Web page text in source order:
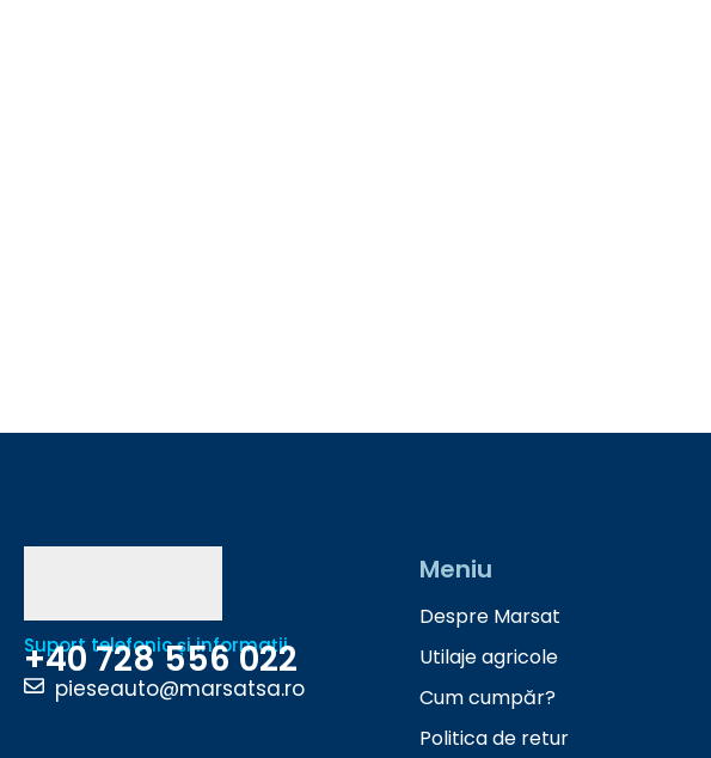
Suport telefonic și informații
+40 728 556 022
pieseauto@marsatsa.ro
Meniu
Despre Marsat
Utilaje agricole
Cum cumpăr?
Politica de retur